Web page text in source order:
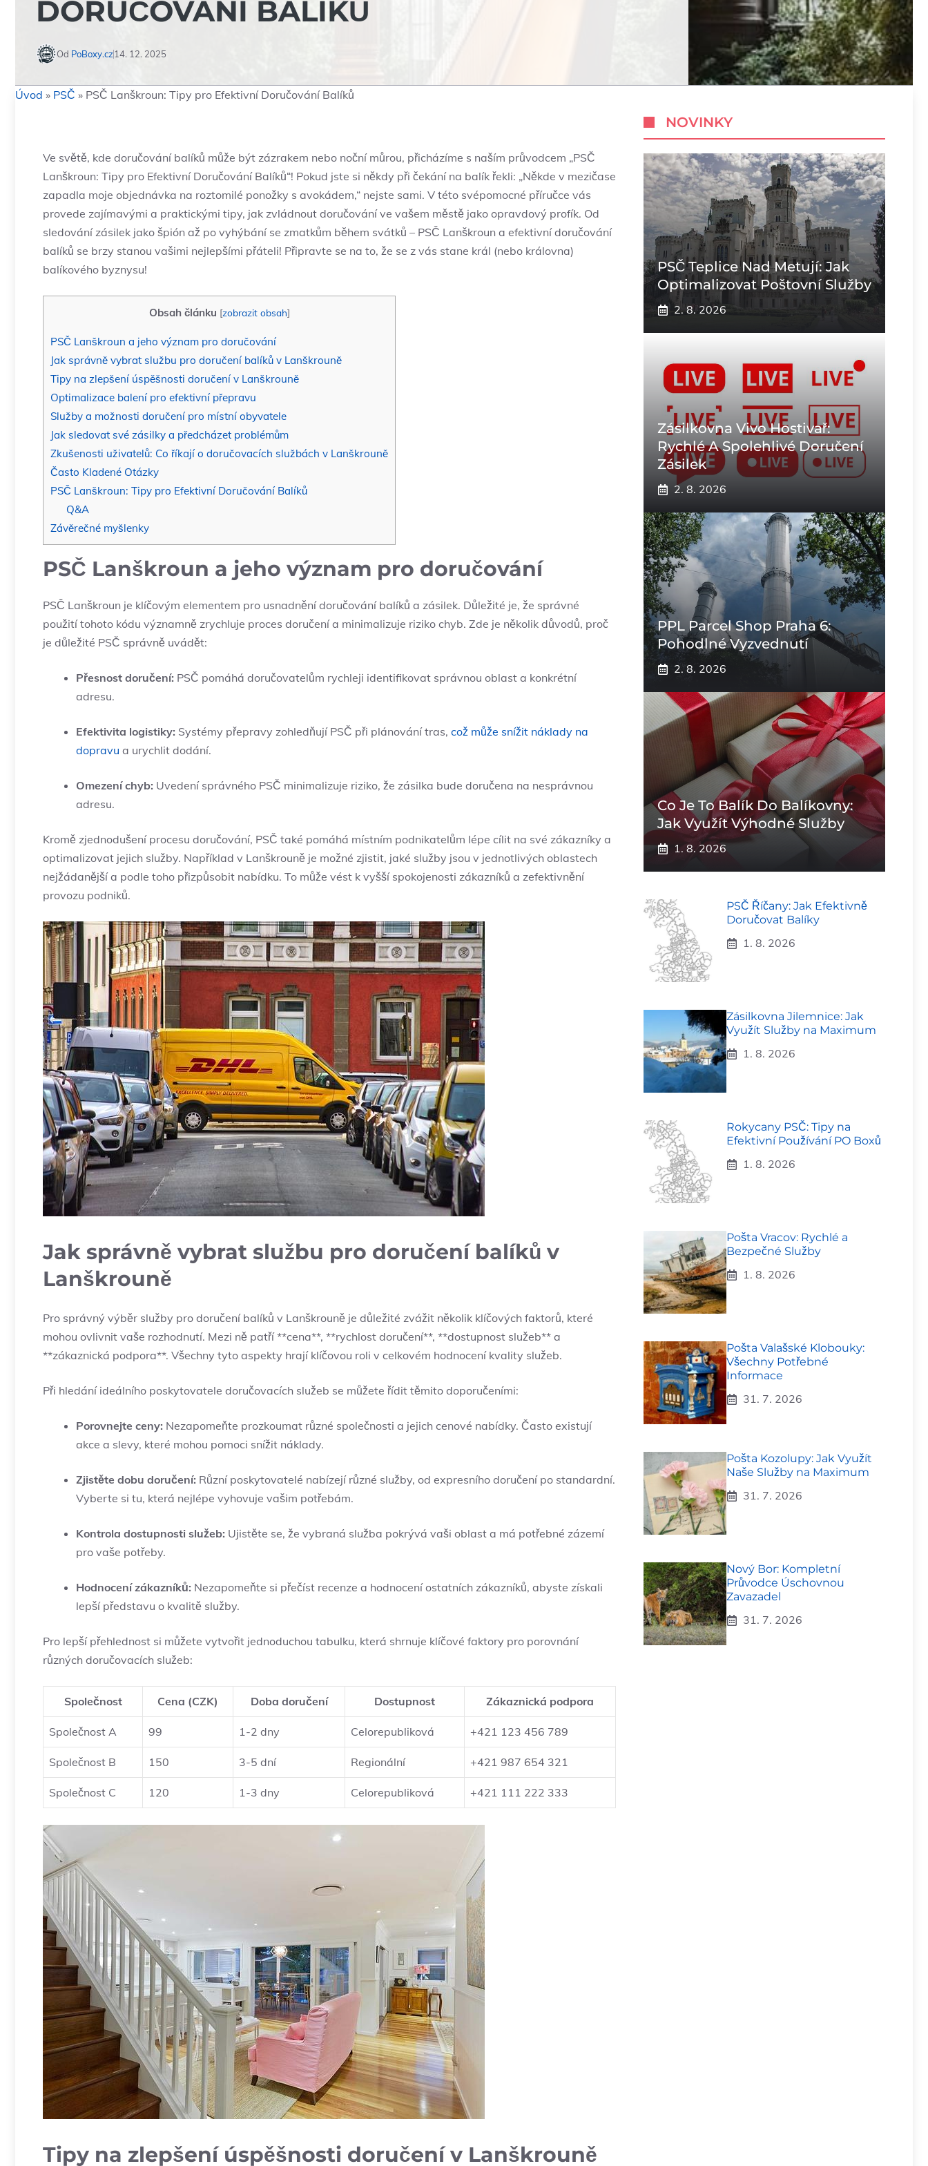
DORUČOVÁNÍ BALÍKŮ
Od PoBoxy.cz 14. 12. 2025
Úvod » PSČ » PSČ Lanškroun: Tipy pro Efektivní Doručování Balíků
Ve světě, kde doručování balíků může být zázrakem nebo noční můrou, přicházíme s naším průvodcem „PSČ
Lanškroun: Tipy pro Efektivní Doručování Balíků“! Pokud jste si někdy při čekání na balík řekli: „Někde v mezičase
zapadla moje objednávka na roztomilé ponožky s avokádem,“ nejste sami. V této svépomocné příručce vás
provede zajímavými a praktickými tipy, jak zvládnout doručování ve vašem městě jako opravdový profík. Od
sledování zásilek jako špión až po vyhýbání se zmatkům během svátků – PSČ Lanškroun a efektivní doručování
balíků se brzy stanou vašimi nejlepšími přáteli! Připravte se na to, že se z vás stane král (nebo královna)
balíkového byznysu!
Obsah článku [zobrazit obsah]
PSČ Lanškroun a jeho význam pro doručování
Jak správně vybrat službu pro doručení balíků v Lanškrouně
Tipy na zlepšení úspěšnosti doručení v Lanškrouně
Optimalizace balení pro efektivní přepravu
Služby a možnosti doručení pro místní obyvatele
Jak sledovat své zásilky a předcházet problémům
Zkušenosti uživatelů: Co říkají o doručovacích službách v Lanškrouně
Často Kladené Otázky
PSČ Lanškroun: Tipy pro Efektivní Doručování Balíků
Q&A
Závěrečné myšlenky
PSČ Lanškroun a jeho význam pro doručování
PSČ Lanškroun je klíčovým elementem pro usnadnění doručování balíků a zásilek. Důležité je, že správné
použití tohoto kódu významně zrychluje proces doručení a minimalizuje riziko chyb. Zde je několik důvodů, proč
je důležité PSČ správně uvádět:
Přesnost doručení: PSČ pomáhá doručovatelům rychleji identifikovat správnou oblast a konkrétní
adresu.
Efektivita logistiky: Systémy přepravy zohledňují PSČ při plánování tras, což může snížit náklady na
dopravu a urychlit dodání.
Omezení chyb: Uvedení správného PSČ minimalizuje riziko, že zásilka bude doručena na nesprávnou
adresu.
Kromě zjednodušení procesu doručování, PSČ také pomáhá místním podnikatelům lépe cílit na své zákazníky a
optimalizovat jejich služby. Například v Lanškrouně je možné zjistit, jaké služby jsou v jednotlivých oblastech
nejžádanější a podle toho přizpůsobit nabídku. To může vést k vyšší spokojenosti zákazníků a zefektivnění
provozu podniků.
Jak správně vybrat službu pro doručení balíků v
Lanškrouně
Pro správný výběr služby pro doručení balíků v Lanškrouně je důležité zvážit několik klíčových faktorů, které
mohou ovlivnit vaše rozhodnutí. Mezi ně patří **cena**, **rychlost doručení**, **dostupnost služeb** a
**zákaznická podpora**. Všechny tyto aspekty hrají klíčovou roli v celkovém hodnocení kvality služeb.
Při hledání ideálního poskytovatele doručovacích služeb se můžete řídit těmito doporučeními:
Porovnejte ceny: Nezapomeňte prozkoumat různé společnosti a jejich cenové nabídky. Často existují
akce a slevy, které mohou pomoci snížit náklady.
Zjistěte dobu doručení: Různí poskytovatelé nabízejí různé služby, od expresního doručení po standardní.
Vyberte si tu, která nejlépe vyhovuje vašim potřebám.
Kontrola dostupnosti služeb: Ujistěte se, že vybraná služba pokrývá vaši oblast a má potřebné zázemí
pro vaše potřeby.
Hodnocení zákazníků: Nezapomeňte si přečíst recenze a hodnocení ostatních zákazníků, abyste získali
lepší představu o kvalitě služby.
Pro lepší přehlednost si můžete vytvořit jednoduchou tabulku, která shrnuje klíčové faktory pro porovnání
různých doručovacích služeb:
Společnost Cena (CZK) Doba doručení Dostupnost Zákaznická podpora
Společnost A 99 1-2 dny Celorepubliková +421 123 456 789
Společnost B 150 3-5 dní Regionální +421 987 654 321
Společnost C 120 1-3 dny Celorepubliková +421 111 222 333
Tipy na zlepšení úspěšnosti doručení v Lanškrouně
NOVINKY
PSČ Teplice Nad Metují: Jak
Optimalizovat Poštovní Služby
2. 8. 2026
Zásilkovna Vivo Hostivař:
Rychlé A Spolehlivé Doručení
Zásilek
2. 8. 2026
PPL Parcel Shop Praha 6:
Pohodlné Vyzvednutí
2. 8. 2026
Co Je To Balík Do Balíkovny:
Jak Využít Výhodné Služby
1. 8. 2026
PSČ Říčany: Jak Efektivně
Doručovat Balíky
1. 8. 2026
Zásilkovna Jilemnice: Jak
Využít Služby na Maximum
1. 8. 2026
Rokycany PSČ: Tipy na
Efektivní Používání PO Boxů
1. 8. 2026
Pošta Vracov: Rychlé a
Bezpečné Služby
1. 8. 2026
Pošta Valašské Klobouky:
Všechny Potřebné
Informace
31. 7. 2026
Pošta Kozolupy: Jak Využít
Naše Služby na Maximum
31. 7. 2026
Nový Bor: Kompletní
Průvodce Úschovnou
Zavazadel
31. 7. 2026